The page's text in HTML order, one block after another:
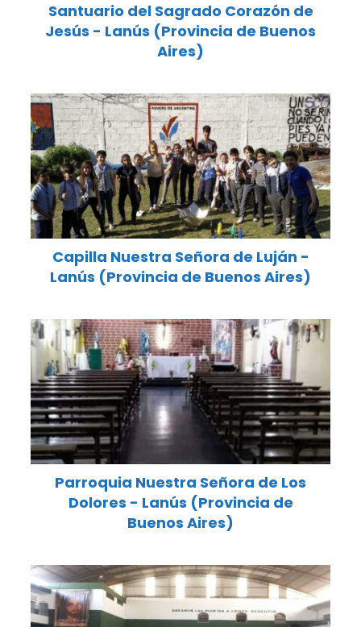
Santuario del Sagrado Corazón de
Jesús - Lanús (Provincia de Buenos
Aires)
Capilla Nuestra Señora de Luján -
Lanús (Provincia de Buenos Aires)
Parroquia Nuestra Señora de Los
Dolores - Lanús (Provincia de
Buenos Aires)